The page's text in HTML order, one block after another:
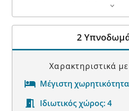
Λεπτομέρειες δωματίου
2
Χαρακτηριστικά
Μέγιστη
Ιδιωτικός χώρος:4